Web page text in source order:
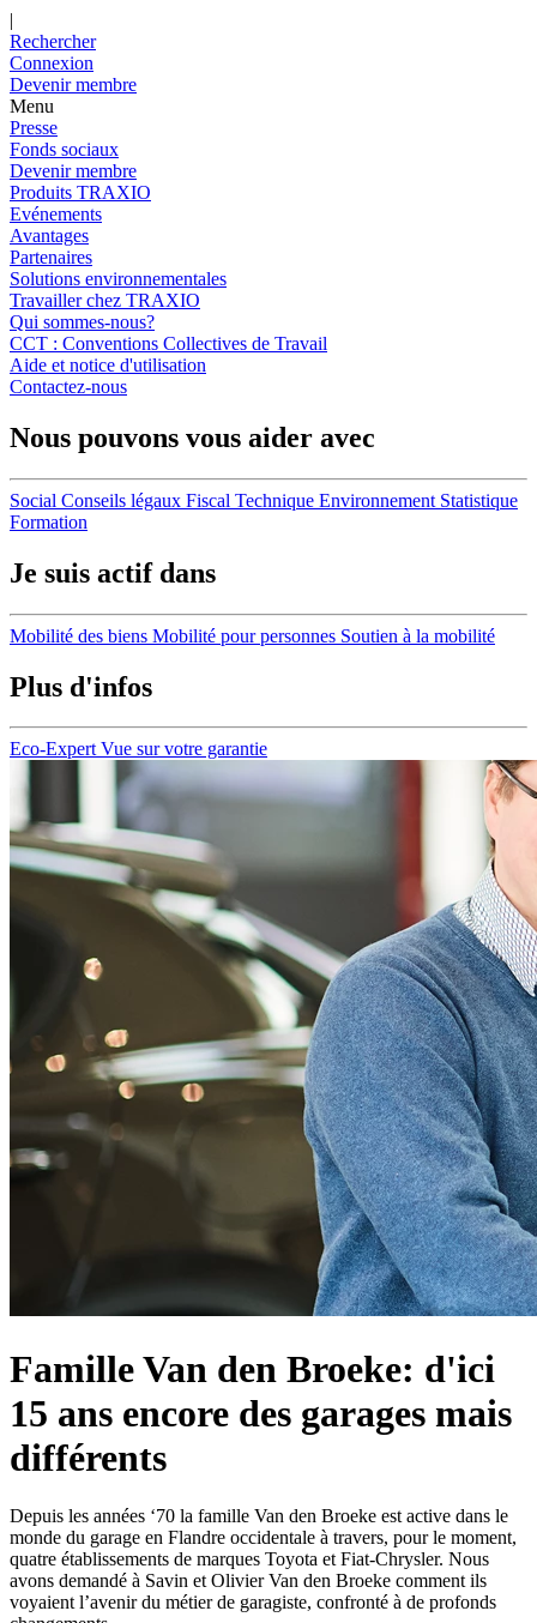
|
Rechercher
Connexion
Devenir membre
Menu
Presse
Fonds sociaux
Devenir membre
Produits TRAXIO
Evénements
Avantages
Partenaires
Solutions environnementales
Travailler chez TRAXIO
Qui sommes-nous?
CCT : Conventions Collectives de Travail
Aide et notice d'utilisation
Contactez-nous
Nous pouvons vous aider avec
Social Conseils légaux Fiscal Technique Environnement Statistique
Formation
Je suis actif dans
Mobilité des biens Mobilité pour personnes Soutien à la mobilité
Plus d'infos
Eco-Expert Vue sur votre garantie
Famille Van den Broeke: d'ici
15 ans encore des garages mais
différents
Depuis les années ‘70 la famille Van den Broeke est active dans le
monde du garage en Flandre occidentale à travers, pour le moment,
quatre établissements de marques Toyota et Fiat-Chrysler. Nous
avons demandé à Savin et Olivier Van den Broeke comment ils
voyaient l’avenir du métier de garagiste, confronté à de profonds